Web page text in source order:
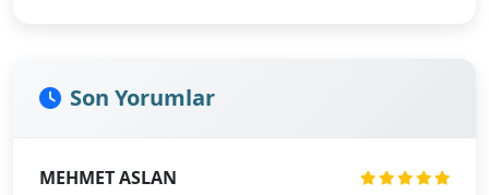
Son Yorumlar
MEHMET ASLAN